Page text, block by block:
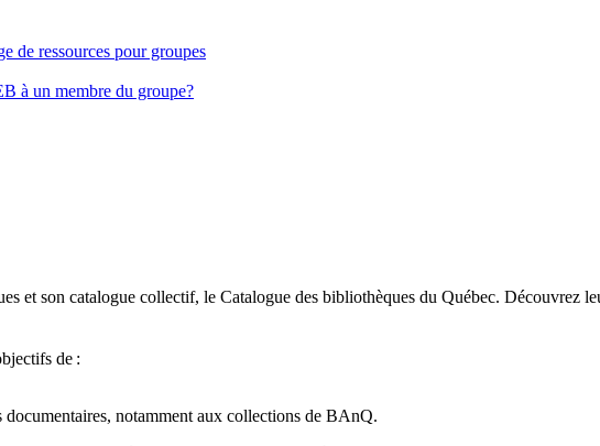
de ressources pour groupes
à un membre du groupe?
et son catalogue collectif, le Catalogue des bibliothèques du Québec. Découvrez
de :
notamment aux collections de BAnQ.